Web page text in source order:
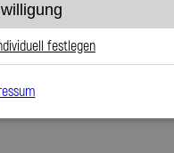
Warum Stahlflex-
es um Sicherheit,
Stahlflex-Bremsleitungen
festlegen